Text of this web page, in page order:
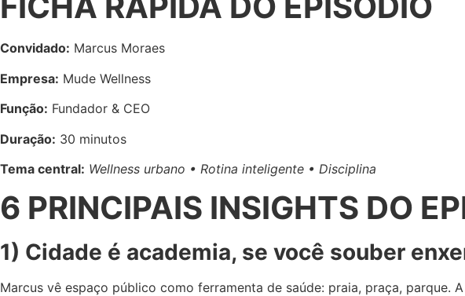
Convidado: Marcus Moraes
Empresa: Mude Wellness
Função: Fundador & CEO
Duração: 30 minutos
Tema central: Wellness urbano • Rotina inteligente • Disciplina
6 PRINCIPAIS INSIGHTS DO
1) Cidade é academia, se você souber
Marcus vê espaço público como ferramenta de saúde: praia, praça,